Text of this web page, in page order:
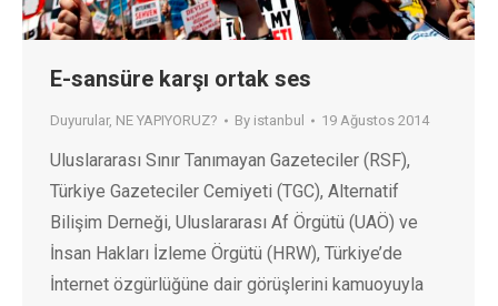
E-sansüre karşı ortak ses
Duyurular, NE YAPIYORUZ? By istanbul 19 Ağustos 2014
Uluslararası Sınır Tanımayan Gazeteciler (RSF),
Türkiye Gazeteciler Cemiyeti (TGC), Alternatif
Bilişim Derneği, Uluslararası Af Örgütü (UAÖ) ve
İnsan Hakları İzleme Örgütü (HRW), Türkiye’de
İnternet özgürlüğüne dair görüşlerini kamuoyuyla